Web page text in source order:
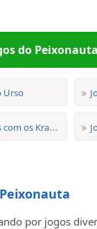
do Peixonauta
Urso
os Kratts
por jogos